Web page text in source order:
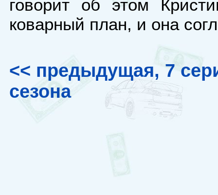
говорит об этом
коварный план, и она
<< предыдущая, 7
сезона